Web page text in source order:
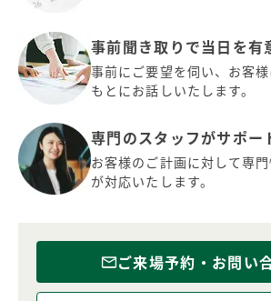
事前聞き取りで当日を有
事前にご要望を伺い、お客
もとにお話しいたします。
専門のスタッフがサポー
お客様のご計画に対して専
が対応いたします。
ご来場予約・お問い